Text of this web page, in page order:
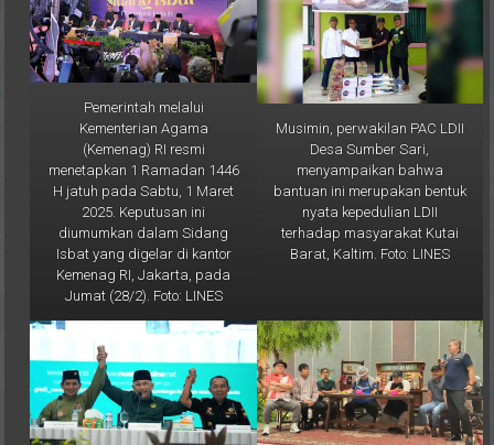
Pemerintah melalui
Kementerian Agama
(Kemenag) RI resmi
menetapkan 1 Ramadan 1446
H jatuh pada Sabtu, 1 Maret
2025. Keputusan ini
diumumkan dalam Sidang
Isbat yang digelar di kantor
Kemenag RI, Jakarta, pada
Jumat (28/2). Foto: LINES
Musimin, perwakilan PAC LDII
Desa Sumber Sari,
menyampaikan bahwa
bantuan ini merupakan bentuk
nyata kepedulian LDII
terhadap masyarakat Kutai
Barat, Kaltim. Foto: LINES